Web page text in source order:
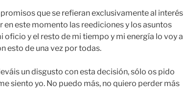
que se refieran exclusivamente al interés
en este momento las reediciones y los asuntos
oficio y el resto de mi tiempo y mi energía lo voy a
esto de una vez por todas.
un disgusto con esta decisión, sólo os pido
siento yo. No puedo más, no quiero perder más